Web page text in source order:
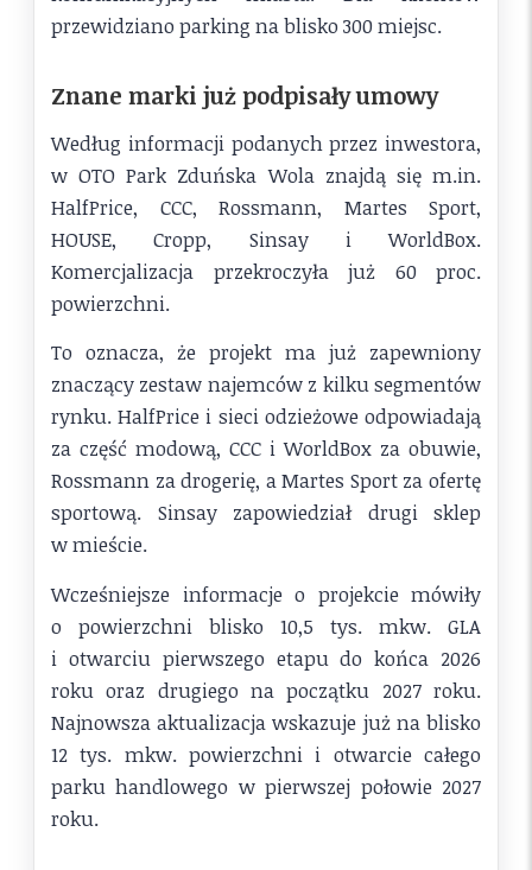
przewidziano parking na blisko 300 miejsc.
Znane marki już podpisały umowy
Według informacji podanych przez inwestora,
w OTO Park Zduńska Wola znajdą się m.in.
HalfPrice, CCC, Rossmann, Martes Sport,
HOUSE, Cropp, Sinsay i WorldBox.
Komercjalizacja przekroczyła już 60 proc.
powierzchni.
To oznacza, że projekt ma już zapewniony
znaczący zestaw najemców z kilku segmentów
rynku. HalfPrice i sieci odzieżowe odpowiadają
za część modową, CCC i WorldBox za obuwie,
Rossmann za drogerię, a Martes Sport za ofertę
sportową. Sinsay zapowiedział drugi sklep
w mieście.
Wcześniejsze informacje o projekcie mówiły
o powierzchni blisko 10,5 tys. mkw. GLA
i otwarciu pierwszego etapu do końca 2026
roku oraz drugiego na początku 2027 roku.
Najnowsza aktualizacja wskazuje już na blisko
12 tys. mkw. powierzchni i otwarcie całego
parku handlowego w pierwszej połowie 2027
roku.